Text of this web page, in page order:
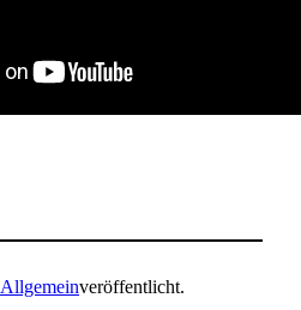
Allgemeinveröffentlicht.